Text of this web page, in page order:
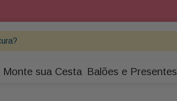
Monte sua Cesta Balões e Presentes